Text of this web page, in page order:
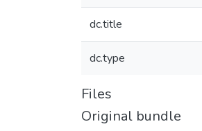
dc.title
dc.type
Files
Original bundle